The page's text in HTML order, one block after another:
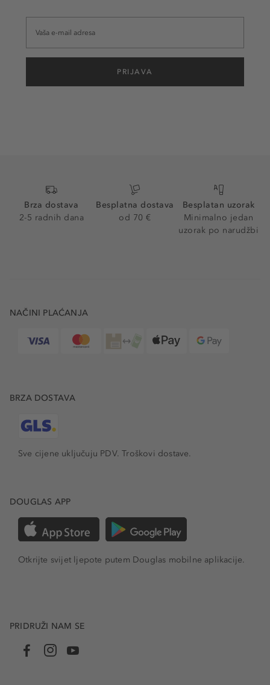
PRIJAVA
Brza dostava
2-5 radnih dana
Besplatna dostava
od 70 €
Besplatan uzorak
Minimalno jedan
uzorak po narudžbi
NAČINI PLAĆANJA
BRZA DOSTAVA
Sve cijene uključuju PDV.Troškovi dostave.
DOUGLAS APP
Otkrijte svijet ljepote putem Douglas mobilne aplikacije.
PRIDRUŽI NAM SE